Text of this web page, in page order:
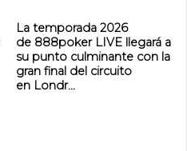
La temporada 2026
de 888poker LIVE llegará a
su punto culminante con la
gran final del circuito
en Londr...